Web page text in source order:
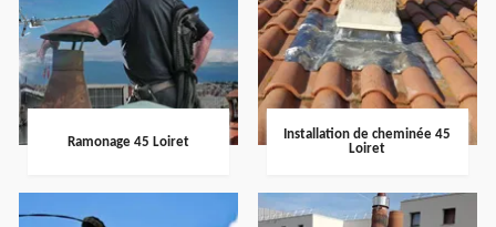
Ramonage 45 Loiret
Installation de cheminée 45
Loiret